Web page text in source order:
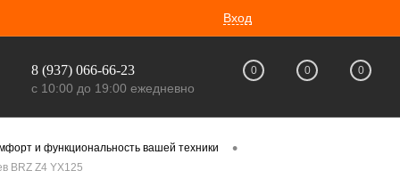
Вход
8 (937) 066-66-23
с 10:00 до 19:00 ежедневно
0 0 0
и функциональность вашей техники •
BRZ Z4 YX125